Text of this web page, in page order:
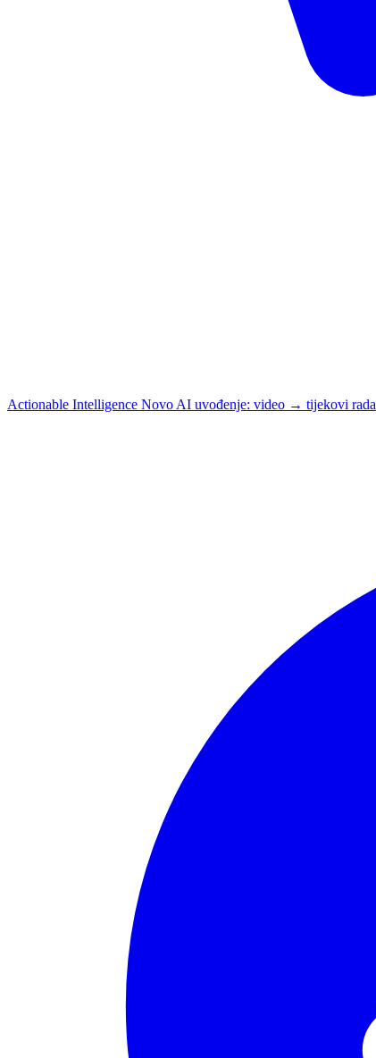
Actionable Intelligence Novo AI uvođenje: video → tijekovi rada